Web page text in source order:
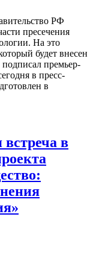
РФ
пресечения
На это
будет внесен
премьер-
в пресс-
в
в